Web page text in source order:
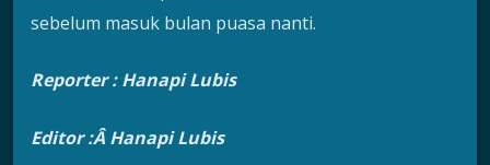
sebelum masuk bulan puasa nanti.
Reporter :Hanapi Lubis
Editor :Â Hanapi Lubis